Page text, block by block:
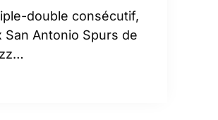
double consécutif,
Antonio Spurs de